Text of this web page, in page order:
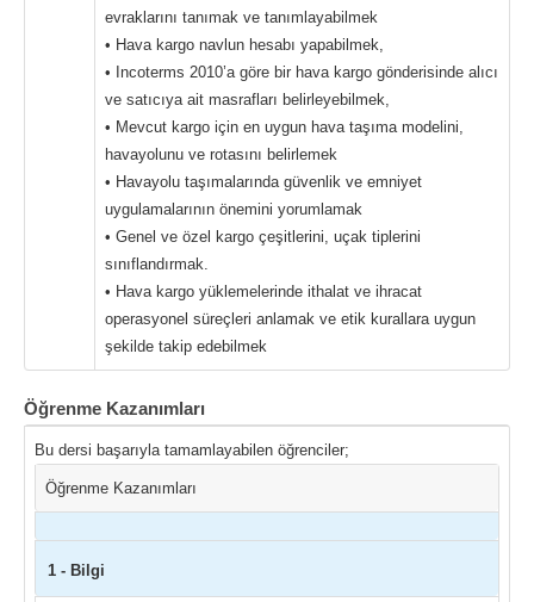
evraklarını tanımak ve tanımlayabilmek
• Hava kargo navlun hesabı yapabilmek,
• Incoterms 2010’a göre bir hava kargo gönderisinde alıcı
ve satıcıya ait masrafları belirleyebilmek,
• Mevcut kargo için en uygun hava taşıma modelini,
havayolunu ve rotasını belirlemek
• Havayolu taşımalarında güvenlik ve emniyet
uygulamalarının önemini yorumlamak
• Genel ve özel kargo çeşitlerini, uçak tiplerini
sınıflandırmak.
• Hava kargo yüklemelerinde ithalat ve ihracat
operasyonel süreçleri anlamak ve etik kurallara uygun
şekilde takip edebilmek
Öğrenme Kazanımları
Bu dersi başarıyla tamamlayabilen öğrenciler;
Öğrenme Kazanımları
1 - Bilgi